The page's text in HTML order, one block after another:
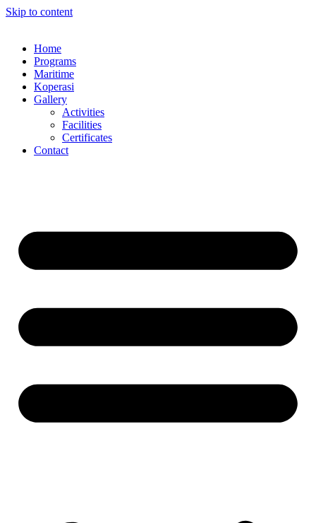
Skip to content
Home
Programs
Maritime
Koperasi
Gallery
Activities
Facilities
Certificates
Contact